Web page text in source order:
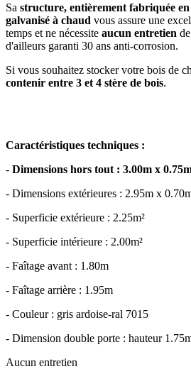
Sa structure, entièrement fabriquée
galvanisé à chaud vous assure une
temps et ne nécessite aucun entretien
d'ailleurs garanti 30 ans anti-corrosion.
Si vous souhaitez stocker votre bois de
contenir entre 3 et 4 stère de bois.
Caractéristiques techniques :
- Dimensions hors tout : 3.00m x
- Dimensions extérieures : 2.95m x
- Superficie extérieure : 2.25m²
- Superficie intérieure : 2.00m²
- Faîtage avant : 1.80m
- Faîtage arrière : 1.95m
- Couleur : gris ardoise-ral 7015
- Dimension double porte : hauteur
Aucun entretien